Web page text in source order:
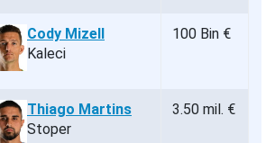
Cody Mizell
Kaleci
100 Bin €
Thiago Martins
Stoper
3.50 mil. €